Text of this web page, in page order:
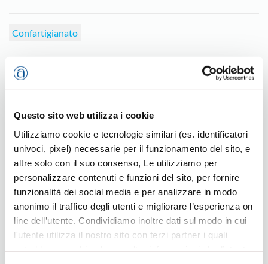
Questo sito web utilizza i cookie
Utilizziamo cookie e tecnologie similari (es. identificatori
univoci, pixel) necessarie per il funzionamento del sito, e
altre solo con il suo consenso, Le utilizziamo per
personalizzare contenuti e funzioni del sito, per fornire
funzionalità dei social media e per analizzare in modo
anonimo il traffico degli utenti e migliorare l’esperienza on
line dell’utente. Condividiamo inoltre dati sul modo in cui
l'utente utilizza il nostro sito con terzi partner i quali
Confartigianato